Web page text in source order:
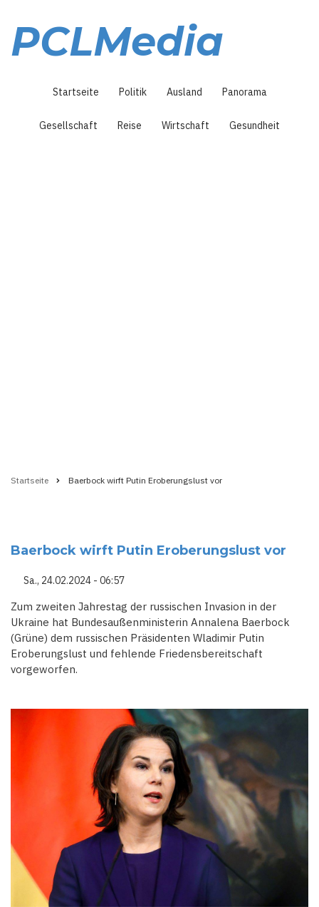
Inhalt
PCLMedia
Startseite Politik Ausland Panorama
Gesellschaft Reise Wirtschaft Gesundheit
Startseite Baerbock wirft Putin Eroberungslust vor
Baerbock wirft Putin Eroberungslust vor
Sa., 24.02.2024 - 06:57
Zum zweiten Jahrestag der russischen Invasion in der
Ukraine hat Bundesaußenministerin Annalena Baerbock
(Grüne) dem russischen Präsidenten Wladimir Putin
Eroberungslust und fehlende Friedensbereitschaft
vorgeworfen.